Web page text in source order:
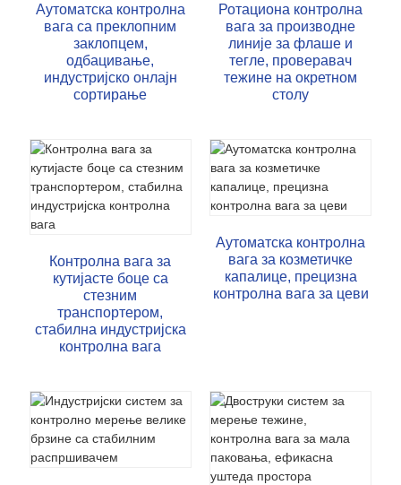
Аутоматска контролна
вага са преклопним
заклопцем,
одбацивање,
индустријско онлајн
сортирање
Ротациона контролна
вага за производне
линије за флаше и
тегле, проверавач
тежине на окретном
столу
Контролна вага за
кутијасте боце са
стезним
транспортером,
стабилна индустријска
контролна вага
Аутоматска контролна
вага за козметичке
капалице, прецизна
контролна вага за цеви